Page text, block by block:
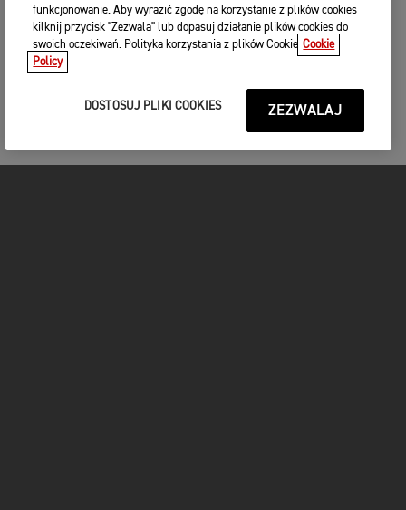
funkcjonowanie. Aby wyrazić zgodę na korzystanie z plików cookies
kilknij przycisk "Zezwala" lub dopasuj działanie plików cookies do
swoich oczekiwań. Polityka korzystania z plików Cookie Cookie
Policy
DOSTOSUJ PLIKI COOKIES ZEZWALAJ